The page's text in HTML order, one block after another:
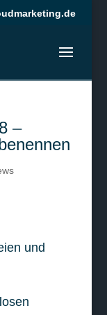
–
und